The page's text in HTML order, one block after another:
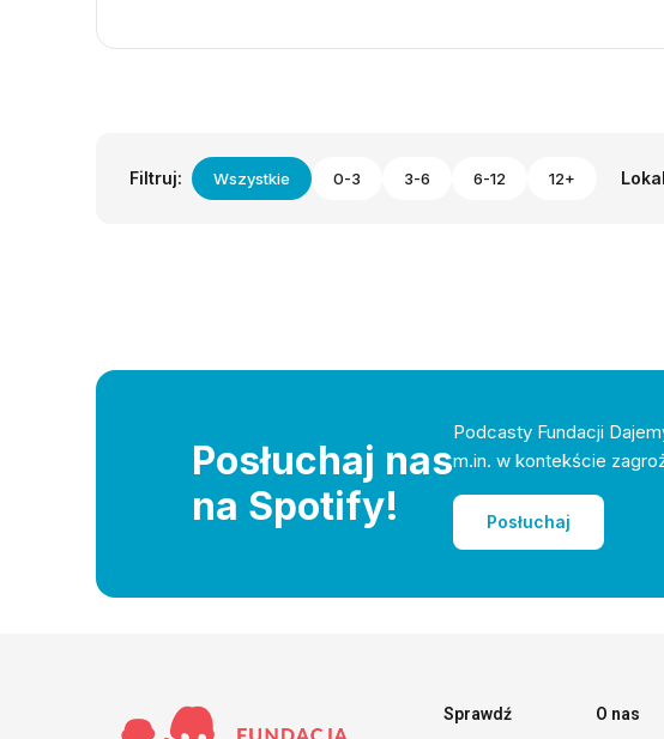
Filtruj: Wszystkie 0-3 3-6 6-12 12+
Posłuchaj nas
na Spotify!
Podcasty Fundacji
m.in. w kontekście
Posłuchaj
Sprawdź O nas